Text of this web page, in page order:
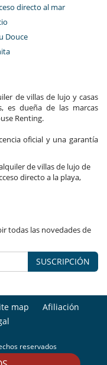
directo al mar
Douce
de villas de lujo y casas
es dueña de las marcas
Renting.
oficial y una garantía
de villas de lujo de
directo a la playa,
todas las novedades de
SUSCRIPCIÓN
map
Afiliación
reservados